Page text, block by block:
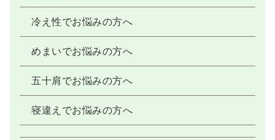
冷え性でお悩みの方へ
めまいでお悩みの方へ
五十肩でお悩みの方へ
寝違えでお悩みの方へ